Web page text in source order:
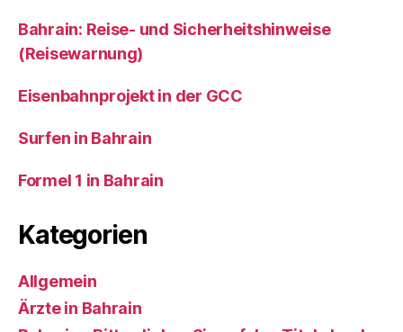
:Bahrain: Reise- und Sicherheitshinweise
(Reisewarnung)
Eisenbahnprojekt in der GCC
Surfen in Bahrain
Formel 1 in Bahrain
Kategorien
Allgemein
Ärzte in Bahrain